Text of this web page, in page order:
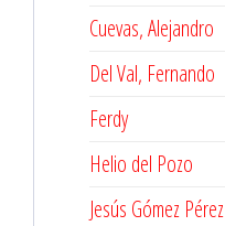
Cuevas, Alejandro
Del Val, Fernando
Ferdy
Helio del Pozo
Jesús Gómez Pérez